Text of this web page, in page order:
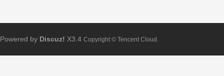
Powered by Discuz! X3.4 Copyright © Tencent Cloud.